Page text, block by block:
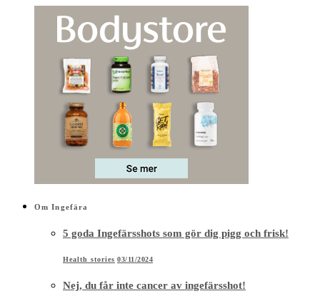
Om Ingefära
5 goda Ingefärsshots som gör dig pigg och frisk!
Health stories 03/11/2024
Nej, du får inte cancer av ingefärsshot!